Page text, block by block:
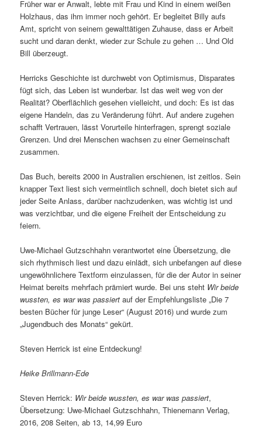
Früher war er Anwalt, lebte mit Frau und Kind in einem weißen
Holzhaus, das ihm immer noch gehört. Er begleitet Billy aufs
Amt, spricht von seinem gewalttätigen Zuhause, dass er Arbeit
sucht und daran denkt, wieder zur Schule zu gehen … Und Old
Bill überzeugt.
Herricks Geschichte ist durchwebt von Optimismus, Disparates
fügt sich, das Leben ist wunderbar. Ist das weit weg von der
Realität? Oberflächlich gesehen vielleicht, und doch: Es ist das
eigene Handeln, das zu Veränderung führt. Auf andere zugehen
schafft Vertrauen, lässt Vorurteile hinterfragen, sprengt soziale
Grenzen. Und drei Menschen wachsen zu einer Gemeinschaft
zusammen.
Das Buch, bereits 2000 in Australien erschienen, ist zeitlos. Sein
knapper Text liest sich vermeintlich schnell, doch bietet sich auf
jeder Seite Anlass, darüber nachzudenken, was wichtig ist und
was verzichtbar, und die eigene Freiheit der Entscheidung zu
feiern.
Uwe-Michael Gutzschhahn verantwortet eine Übersetzung, die
sich rhythmisch liest und dazu einlädt, sich unbefangen auf diese
ungewöhnlichere Textform einzulassen, für die der Autor in seiner
Heimat bereits mehrfach prämiert wurde. Bei uns steht Wir beide
wussten, es war was passiert auf der Empfehlungsliste „Die 7
besten Bücher für junge Leser“ (August 2016) und wurde zum
„Jugendbuch des Monats“ gekürt.
Steven Herrick ist eine Entdeckung!
Heike Brillmann-Ede
Steven Herrick: Wir beide wussten, es war was passiert,
Übersetzung: Uwe-Michael Gutzschhahn, Thienemann Verlag,
2016, 208 Seiten, ab 13, 14,99 Euro